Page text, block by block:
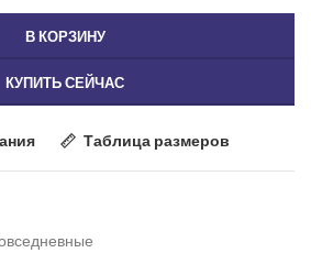
В КОРЗИНУ
КУПИТЬ СЕЙЧАС
Таблица размеров